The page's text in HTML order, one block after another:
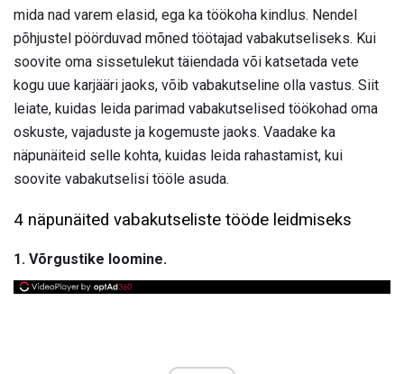
mida nad varem elasid, ega ka töökoha kindlus. Nendel
põhjustel pöörduvad mõned töötajad vabakutseliseks. Kui
soovite oma sissetulekut täiendada või katsetada vete
kogu uue karjääri jaoks, võib vabakutseline olla vastus. Siit
leiate, kuidas leida parimad vabakutselised töökohad oma
oskuste, vajaduste ja kogemuste jaoks. Vaadake ka
näpunäiteid selle kohta, kuidas leida rahastamist, kui
soovite vabakutselisi tööle asuda.
4 näpunäited vabakutseliste tööde leidmiseks
1. Võrgustike loomine.